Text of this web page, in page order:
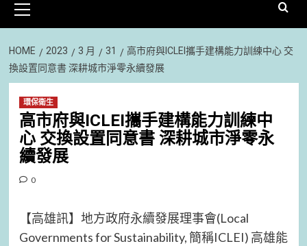
Menu
HOME 2023 3 月 31
高市府與ICLEI攜手建構能力訓練中心 交
換設置同意書 深耕城市淨零永續發展
環保衛生
高市府與ICLEI攜手建構能力訓練中
心 交換設置同意書 深耕城市淨零永
續發展
0
【高雄訊】地方政府永續發展理事會(Local
Governments for Sustainability, 簡稱ICLEI) 高雄能